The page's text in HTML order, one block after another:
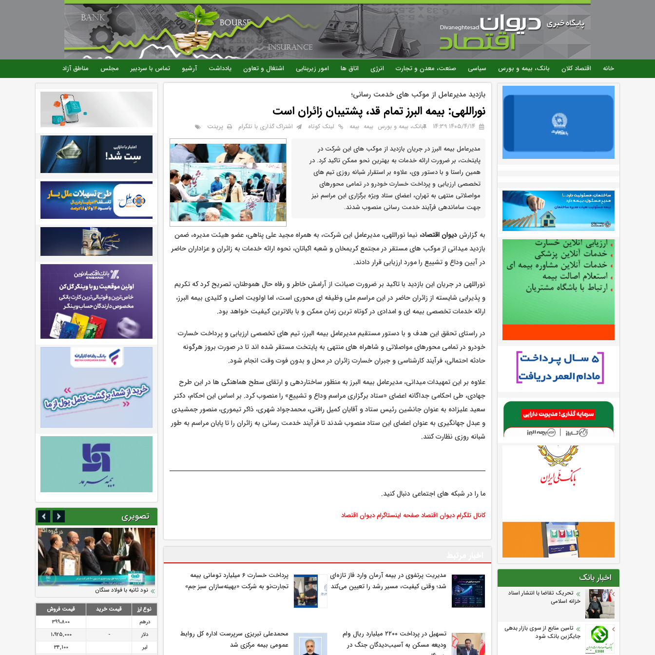
رفتن
به
محتوای
اصلی
خانه اقتصاد کلان بانک، بیمه و بورس سیاسی صنعت، معدن و تجارت انرژی اتاق ها امور زیربنایی اشتغال و تعاون یادداشت آرشیو تماس با سردبیر مجلس مناطق آزاد
اخبار بانک
تحریک تقاضا با انتشار اسناد
خزانه اسلامی
تامین منابع از سوی بازار بدهی
جایگزین بانک شود
بازدید مدیرعامل از موکب های خدمت رسانی؛
نوراللهی: بیمه البرز تمام قد، پشتیبان زائران است
۱۴۰۵/۴/۱۴ 14:39 بانک، بیمه و بورس بيمه بیمه لینک کوتاه اشتراک گذاری با تلگرام پرینت
مدیرعامل بیمه البرز در جریان بازدید از موکب های این شرکت در
پایتخت، بر ضرورت ارائه خدمات به بهترین نحو ممکن تاکید کرد. در
همین راستا و با دستور وی، علاوه بر استقرار شبانه روزی تیم های
تخصصی ارزیابی و پرداخت خسارت خودرو در تمامی محورهای
مواصلاتی منتهی به تهران، اعضای ستاد ویژه برگزاری این مراسم نیز
جهت ساماندهی فرآیند خدمت رسانی منصوب شدند.
به گزارشدیوان اقتصاد، نیما نوراللهی، مدیرعامل این شرکت، به همراه مجید علی پناهی، عضو هیئت مدیره، ضمن
بازدید میدانی از موکب های مستقر در مجتمع کریمخان و شعبه اکباتان، نحوه ارائه خدمات به زائران و عزاداران حاضر
در آیین وداع و تشییع را مورد ارزیابی قرار دادند.
نوراللهی در جریان این بازدید با تاکید بر ضرورت صیانت از آرامش خاطر و رفاه حال هموطنان، تصریح کرد که تکریم
و پذیرایی شایسته از زائران حاضر در این مراسم ملی وظیفه ای محوری است، اما اولویت اصلی و کلیدی بیمه البرز،
ارائه خدمات تخصصی بیمه ای و امدادی در کوتاه ترین زمان ممکن و با بالاترین کیفیت خواهد بود.
در راستای تحقق این هدف و با دستور مستقیم مدیرعامل بیمه البرز، تیم های تخصصی ارزیابی و پرداخت خسارت
خودرو در تمامی محورهای مواصلاتی و شاهراه های منتهی به پایتخت مستقر شده اند تا در صورت بروز هرگونه
حادثه احتمالی، فرآیند کارشناسی و جبران خسارت زائران در محل و بدون فوت وقت انجام شود.
علاوه بر این تمهیدات میدانی، مدیرعامل بیمه البرز به منظور ساختاردهی و ارتقای سطح هماهنگی ها در این طرح
جهادی، طی احکامی جداگانه اعضای «ستاد برگزاری مراسم وداع و تشییع» را منصوب کرد. بر اساس این احکام، دکتر
سعید علیزاده به عنوان جانشین رئیس ستاد و آقایان کمیل رافتی، محمدجواد شهری، ذاکر تیموری، منصور جمشیدی
و عبدل جهانگیری به عنوان اعضای این ستاد منصوب شدند تا فرآیند خدمت رسانی به زائران را تا پایان مراسم به طور
شبانه روزی نظارت کنند.
ما را در شبکه های اجتماعی دنبال کنید.
کانال تلگرام دیوان اقتصادصفحه اینستاگرام دیوان اقتصاد
مدیریت پرتفوی در بیمه آرمان وارد فاز تازه‌ای
شد؛ وقتی کیفیت، مسیر رشد را تعیین می‌کند
پرداخت خسارت ۶ میلیارد تومانی بیمه
تجارت‌نو به شرکت «بهینه‌سازان سبز جم»
تسهیل در پرداخت ۲۲۰۰ میلیارد ریال وام
ودیعه مسکن به آسیب‌دیدگان جنگ در
محمدعلی تبریزی سرپرست اداره كل روابط
عمومی بیمه مركزی شد
تصویری
ارزش سهام عدالت بالا رفت
سرمایه بیمه کوثر به ۴ همت می‌رسد
نود ثانیه با فولاد سنگان
تقدیر دبیرکل سندیکای بیمه گران ایران از
اقدامات مدیرعامل بیمه رازی
توصیه های رئیس پلیس فتا به مشتریان بانک
ها در مورد پیشگیری از سرقت های مجازی
نوع ارز قیمت خرید
قیمت فروش
درهم
399،800
دلار
-
1،925,000
لیر
34,100